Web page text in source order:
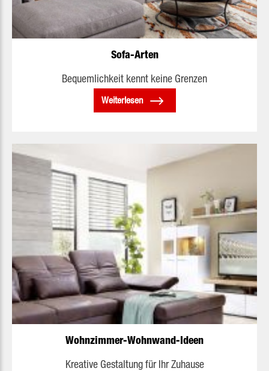
Sofa-Arten
Bequemlichkeit kennt keine Grenzen
Weiterlesen
Wohnzimmer-Wohnwand-Ideen
Kreative Gestaltung für Ihr Zuhause